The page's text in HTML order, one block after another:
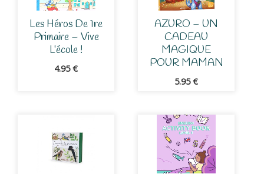
Les Héros De 1re
Primaire – Vive
L’école !
4.95€
AZURO – UN
CADEAU
MAGIQUE
POUR MAMAN
5.95€